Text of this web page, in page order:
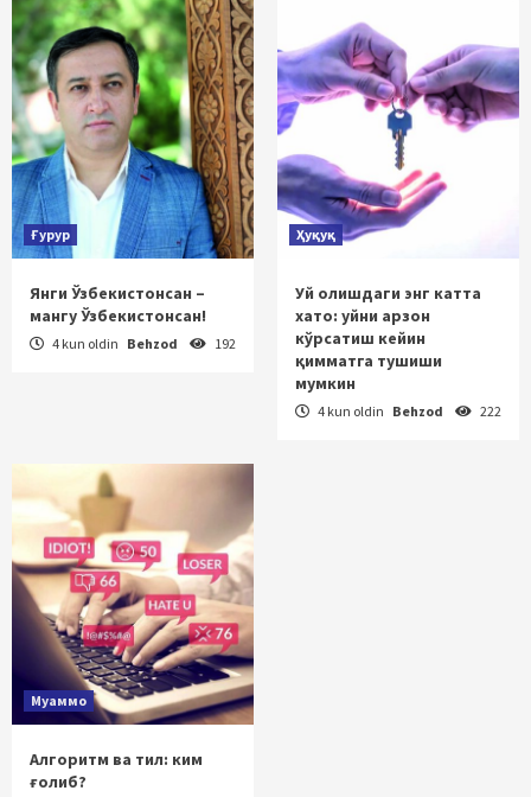
Ғурур
Янги Ўзбекистонсан –
мангу Ўзбекистонсан!
4 kun oldin Behzod 192
Ҳуқуқ
Уй олишдаги энг катта
хато: уйни арзон
кўрсатиш кейин
қимматга тушиши
мумкин
4 kun oldin Behzod 222
Муаммо
Алгоритм ва тил: ким
ғолиб?